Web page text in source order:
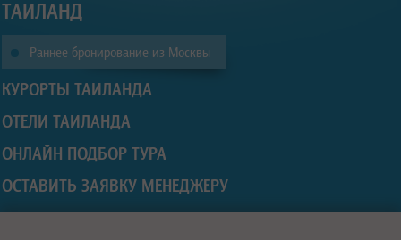
ТАИЛАНД
Раннее бронирование из Москвы
КУРОРТЫ ТАИЛАНДА
ОТЕЛИ ТАИЛАНДА
ОНЛАЙН ПОДБОР ТУРА
ОСТАВИТЬ ЗАЯВКУ МЕНЕДЖЕРУ